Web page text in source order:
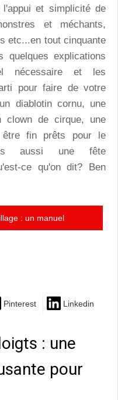
et simplicité de
et méchants,
etc...en tout cinquante
quelques explications
nécessaire et les
pour faire de votre
diablotin cornu, une
clown de cirque, une
être fin prêts pour le
aussi une fête
ce qu'on dit? Ben
: un manuel
Pinterest Linkedin
: une
pour